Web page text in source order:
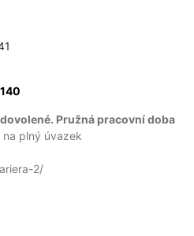
Pružná pracovní doba
na plný úvazek
2/